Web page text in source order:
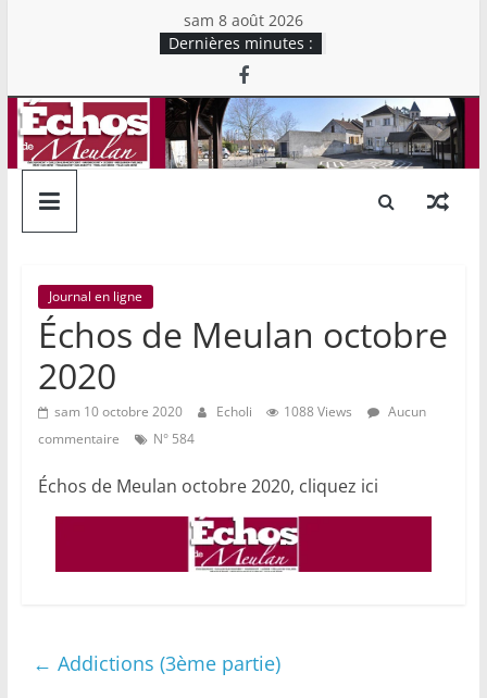
sam 8 août 2026
Dernières minutes :
Echos
de
Meulan
Mensuel
chrétien
d'information
du
Secteur
Rive
Droite
Journal en ligne
Échos de Meulan octobre
2020
sam 10 octobre 2020 Echoli 1088 Views
Aucun
commentaire
N° 584
Échos de Meulan octobre 2020, cliquez ici
← Addictions (3ème partie)